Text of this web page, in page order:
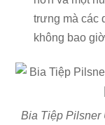
trưng mà các
không bao
Bia Tiệp Pilsner